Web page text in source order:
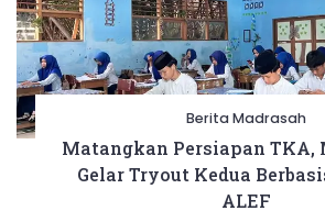
Berita Madrasah
Matangkan Persiapan TKA,
Gelar Tryout Kedua
ALEF